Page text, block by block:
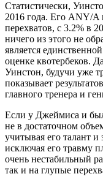
Статистически,
2016 года. Его ANY/A
перехватов, с 3.2% в
ничего из этого не
является
оценке квотербеков.
Уинстон, будучи уже
показывает
главного тренера и
Если у Джеймиса и
не в достаточном
учитывая его талант
исключая его травму
очень нестабильный
так и на глупые